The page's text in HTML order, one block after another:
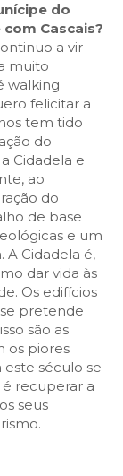
do
Cascais?
a vir
muito
walking
felicitar a
tem tido
do
Cidadela e
ao
do
de base
e um
A Cidadela é,
dar vida às
Os edifícios
pretende
são as
os piores
este século se
é recuperar a
seus